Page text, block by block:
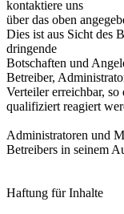
kontaktiere uns
über das oben
Dies ist aus Sicht des
dringende
Botschaften und
Betreiber,
Verteiler erreichbar, so
qualifiziert reagiert
Administratoren und
Betreibers in seinem
Haftung für Inhalte